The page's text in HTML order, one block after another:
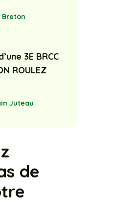
Breton
3E BRCC
ROULEZ
Juteau
de